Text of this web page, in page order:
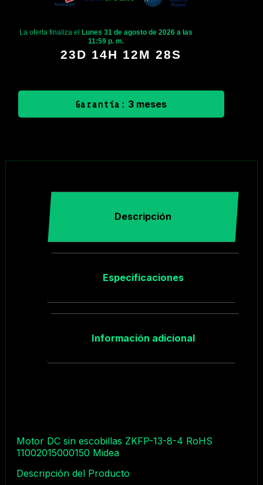
La oferta finaliza el
Lunes 31 de agosto de 2026 a las
11:59 p. m.
23D 14H 12M 28S
Garantía: 3 meses
Descripción
Especificaciones
Información adicional
Motor DC sin escobillas ZKFP-13-8-4 RoHS
11002015000150 Midea
Descripción del Producto